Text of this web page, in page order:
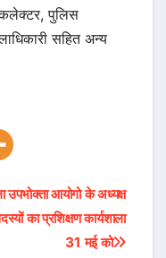
पुलिस
सहित अन्य
उपभोक्ता आयोगो के अध्यक्ष
का प्रशिक्षण कार्यशाला
31 मई को